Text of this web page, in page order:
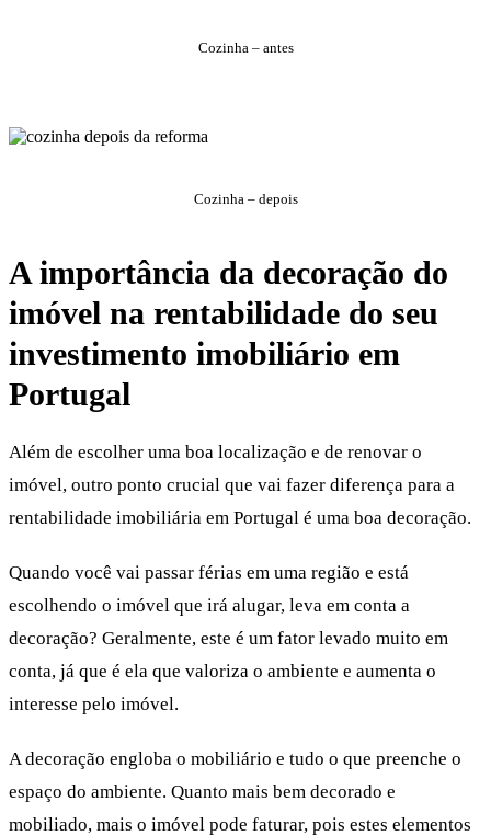
Cozinha – antes
Cozinha – depois
A importância da decoração do
imóvel na rentabilidade do seu
investimento imobiliário em
Portugal
Além de escolher uma boa localização e de renovar o
imóvel, outro ponto crucial que vai fazer diferença para a
rentabilidade imobiliária em Portugal é uma boa decoração.
Quando você vai passar férias em uma região e está
escolhendo o imóvel que irá alugar, leva em conta a
decoração? Geralmente, este é um fator levado muito em
conta, já que é ela que valoriza o ambiente e aumenta o
interesse pelo imóvel.
A decoração engloba o mobiliário e tudo o que preenche o
espaço do ambiente. Quanto mais bem decorado e
mobiliado, mais o imóvel pode faturar, pois estes elementos